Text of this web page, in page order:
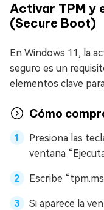
Activar TPM y
(Secure Boot)
En Windows 11, la
seguro es un
elementos clave
Cómo
Presiona las
ventana
Escribe
Si aparece la